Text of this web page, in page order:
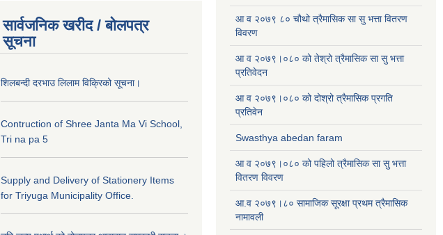
सार्वजनिक खरीद / बोलपत्र
सूचना
शिलबन्दी दरभाउ लिलाम विक्रिको सूचना।
Contruction of Shree Janta Ma Vi School,
Tri na pa 5
Supply and Delivery of Stationery Items
for Triyuga Municipality Office.
आ व २०७९ ८० चौथो त्रैमासिक सा सु भत्ता वितरण
विवरण
आ व २०७९।०८० को तेश्रो त्रैमासिक सा सु भत्ता
प्रतिवेदन
आ व २०७९।०८० को दोश्रो त्रैमासिक प्रगति
प्रतिवेन
Swasthya abedan faram
आ व २०७९।०८० को पहिलो त्रैमासिक सा सु भत्ता
वितरण विवरण
आ.व २०७९।८० सामाजिक सूरक्षा प्रथम त्रैमासिक
नामावली